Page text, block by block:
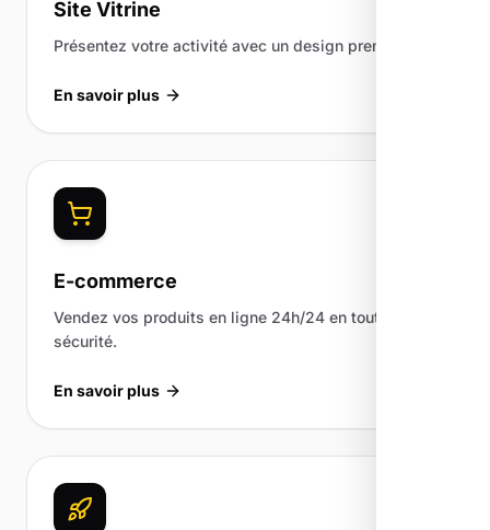
Site Vitrine
Présentez votre activité avec un design premium.
En savoir plus
E-commerce
Vendez vos produits en ligne 24h/24 en toute
sécurité.
En savoir plus